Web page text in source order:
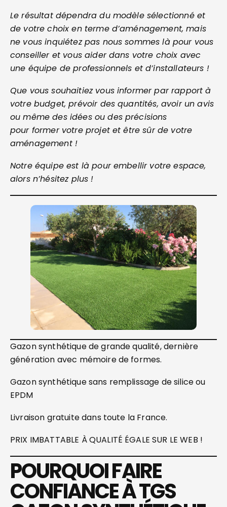
Le résultat dépendra du modèle sélectionné et
de votre choix en terme d’aménagement, mais
ne vous inquiétez pas nous sommes là pour vous
conseiller et vous aider dans votre choix avec
une équipe de professionnels et d’installateurs !
Que vous souhaitiez vous informer par rapport à
votre budget, prévoir des quantités, avoir un avis
ou même des idées ou des précisions
pour former votre projet et être sûr de votre
aménagement !
Notre équipe est là pour embellir votre espace,
alors n’hésitez plus !
Gazon synthétique de grande qualité, dernière
génération avec mémoire de formes.
Gazon synthétique sans remplissage de silice ou
EPDM
Livraison gratuite dans toute la France.
PRIX IMBATTABLE À QUALITÉ ÉGALE SUR LE WEB !
POURQUOI FAIRE
CONFIANCE À TGS